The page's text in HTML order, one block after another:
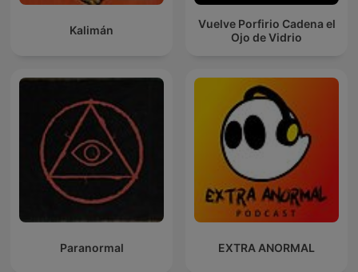
Kalimán
Vuelve Porfirio Cadena el
Ojo de Vidrio
Paranormal EXTRA ANORMAL